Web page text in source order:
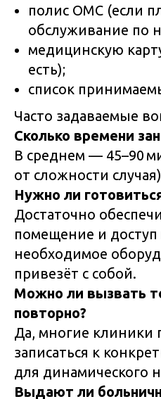
полис ОМС (если
обслуживание по
медицинскую
есть);
список
Часто задаваемые
Сколько времени
В среднем — 45–90
от сложности
Нужно ли
Достаточно
помещение и доступ
необходимое
привезёт с собой.
Можно ли вызвать
повторно?
Да, многие клиники
записаться к
для динамического
Выдают ли